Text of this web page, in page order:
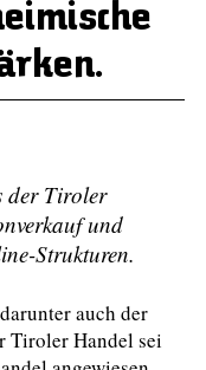
der Tiroler
und
Strukturen.
auch der
Tiroler Handel sei